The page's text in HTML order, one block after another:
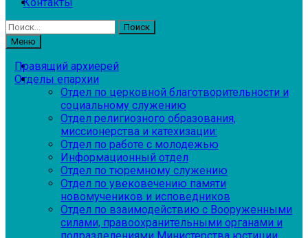
Найти:
Меню
Правящий архиерей
Отделы епархии
Отдел по церковной благотворительности и
социальному служению
Отдел религиозного образования,
миссионерства и катехизации:
Отдел по работе с молодежью
Информационный отдел
Отдел по тюремному служению
Отдел по увековечению памяти
новомучеников и исповедников
Отдел по взаимодействию с Вооруженными
силами, правоохранительными органами и
подразделениями Министерства юстиции